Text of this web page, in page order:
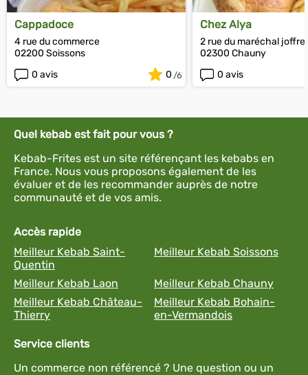
Cappadoce
4 rue du commerce
02200 Soissons
0 avis
0
Chez Alya
2 rue du maréchal joffre
02300 Chauny
0 avis
Quel kebab est fait pour vous ?
Kebab-Frites est un site référençant les kebabs en
France. Nous vous proposons également de les
évaluer et de les recommander auprès de notre
communauté et de vos amis.
Accès rapide
Meilleur Kebab Saint-
Quentin
Meilleur Kebab Soissons
Meilleur Kebab Laon
Meilleur Kebab Chauny
Meilleur Kebab Château-
Thierry
Meilleur Kebab Bohain-
en-Vermandois
Service clients
Un commerce non référencé ? Une question ou un